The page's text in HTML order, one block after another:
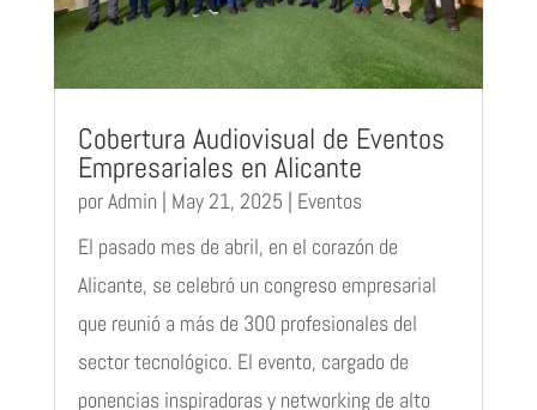
Cobertura Audiovisual de Eventos
Empresariales en Alicante
porAdmin | May 21, 2025 | Eventos
El pasado mes de abril, en el corazón de
Alicante, se celebró un congreso empresarial
que reunió a más de 300 profesionales del
sector tecnológico. El evento, cargado de
ponencias inspiradoras y networking de alto